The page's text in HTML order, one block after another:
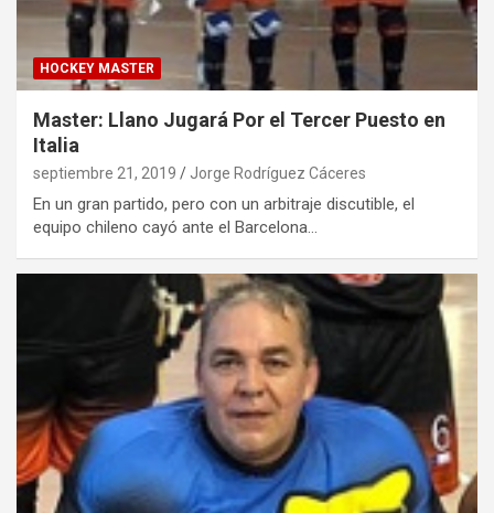
HOCKEY MASTER
Master: Llano Jugará Por el Tercer Puesto en
Italia
septiembre 21, 2019 Jorge Rodríguez Cáceres
En un gran partido, pero con un arbitraje discutible, el
equipo chileno cayó ante el Barcelona…